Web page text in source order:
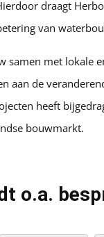
draagt
van
samen met lokale
aan de
heeft
bouwmarkt.
o.a.